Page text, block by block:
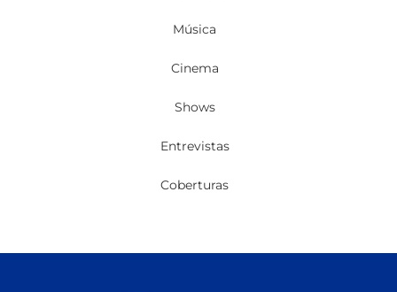
Música
Cinema
Shows
Entrevistas
Coberturas